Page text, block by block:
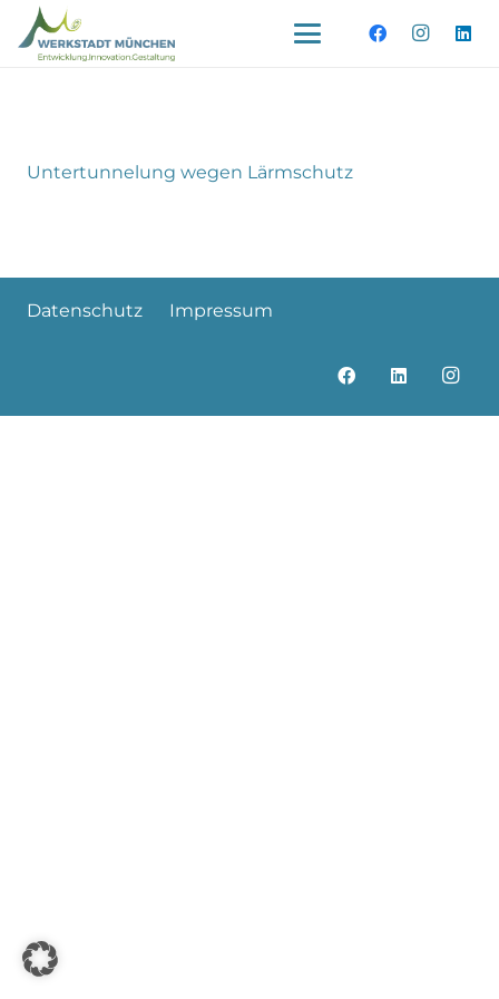
Untertunnelung wegen Lärmschutz
Datenschutz Impressum